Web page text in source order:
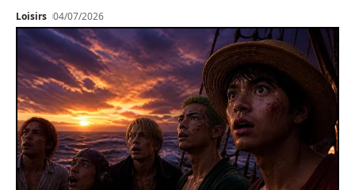
Loisirs 04/07/2026